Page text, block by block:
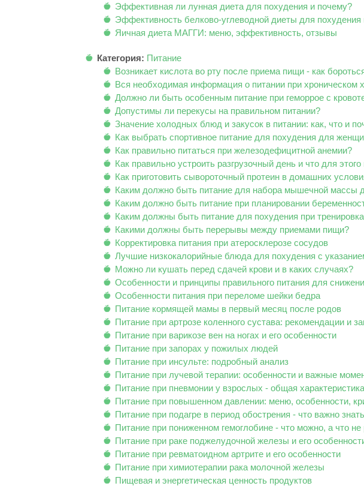
Эффективная ли лунная диета для похудения и почему?
Эффективность белково-углеводной диеты для похудения
Яичная диета МАГГИ: меню, эффективность, отзывы
Категория: Питание
Возникает кислота во рту после приема пищи - как
Вся необходимая информация о питании при хроническом
Должно ли быть особенным питание при геморрое с
Допустимы ли перекусы на правильном питании?
Значение холодных блюд и закусок в питании: как, что и
Как выбрать спортивное питание для похудения для
Как правильно питаться при железодефицитной анемии?
Как правильно устроить разгрузочный день и что для
Как приготовить сывороточный протеин в домашних
Каким должно быть питание для набора мышечной массы
Каким должно быть питание при планировании
Каким должны быть питание для похудения при
Какими должны быть перерывы между приемами пищи?
Корректировка питания при атеросклерозе сосудов
Лучшие низкокалорийные блюда для похудения с
Можно ли кушать перед сдачей крови и в каких случаях?
Особенности и принципы правильного питания для
Особенности питания при переломе шейки бедра
Питание кормящей мамы в первый месяц после родов
Питание при артрозе коленного сустава: рекомендации и
Питание при варикозе вен на ногах и его особенности
Питание при запорах у пожилых людей
Питание при инсульте: подробный анализ
Питание при лучевой терапии: особенности и важные
Питание при пневмонии у взрослых - общая
Питание при повышенном давлении: меню, особенности,
Питание при подагре в период обострения - что важно
Питание при пониженном гемоглобине - что можно, а что не
Питание при раке поджелудочной железы и его
Питание при ревматоидном артрите и его особенности
Питание при химиотерапии рака молочной железы
Пищевая и энергетическая ценность продуктов